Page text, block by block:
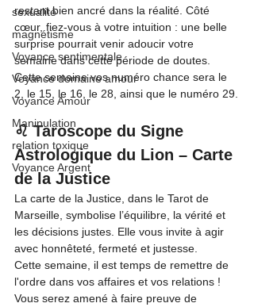
sexualité
magnétisme
Voyance sentimentale
Voyance domaine amour
Voyance Amour
Manipulation
relation toxique
Voyance Argent
restant bien ancré dans la réalité. Côté
cœur, fiez-vous à votre intuition : une belle
surprise pourrait venir adoucir votre
semaine dans cette période de doutes.
Cette semaine vos numéro chance sera le
2, le 15, le 16, le 28, ainsi que le numéro 29.
♌ Taroscope du Signe
Astrologique du Lion – Carte
de la Justice
La carte de la Justice, dans le Tarot de
Marseille, symbolise l’équilibre, la vérité et
les décisions justes. Elle vous invite à agir
avec honnêteté, fermeté et justesse.
Cette semaine, il est temps de remettre de
l'ordre dans vos affaires et vos relations !
Vous serez amené à faire preuve de